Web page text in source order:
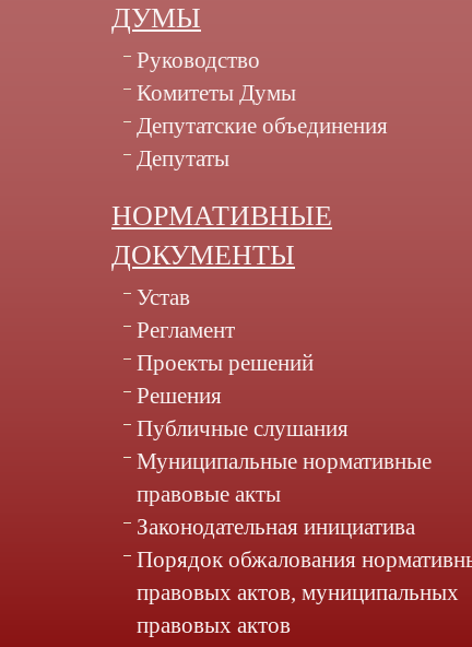
ДУМЫ
Руководство
Комитеты Думы
Депутатские объединения
Депутаты
НОРМАТИВНЫЕ
ДОКУМЕНТЫ
Устав
Регламент
Проекты решений
Решения
Публичные слушания
Муниципальные нормативные
правовые акты
Законодательная инициатива
Порядок обжалования
правовых актов, муниципальных
правовых актов